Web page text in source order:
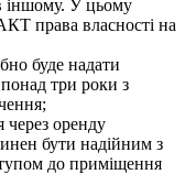
де він хоче
іншому. У цьому
права власності на
буде надати
три роки з
через оренду
бути надійним з